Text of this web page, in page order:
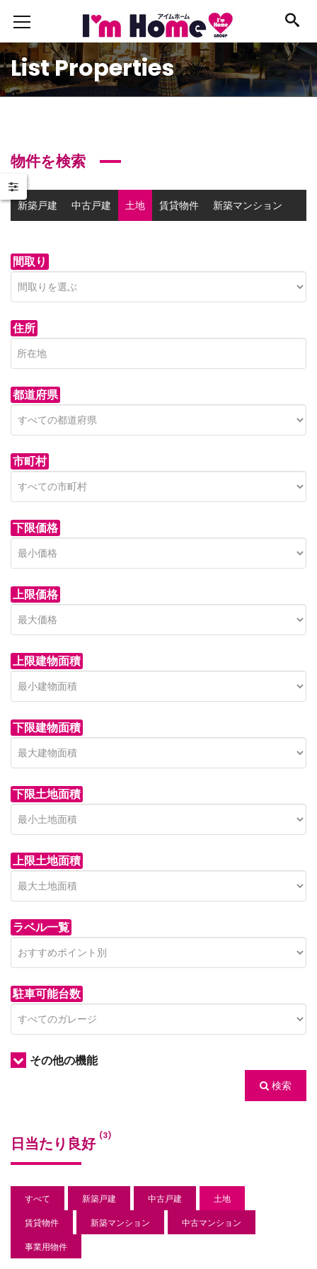
List Properties
物件を検索
新築戸建 中古戸建 土地 賃貸物件 新築マンション
間取り
住所
都道府県
市町村
下限価格
上限価格
上限建物面積
下限建物面積
下限土地面積
上限土地面積
ラベル一覧
駐車可能台数
その他の機能
検索
日当たり良好 (3)
すべて 新築戸建 中古戸建
土地
賃貸物件
新築マンション
中古マンション
事業用物件
青木新築分譲住宅
on call
Price on call
セン
850
top-